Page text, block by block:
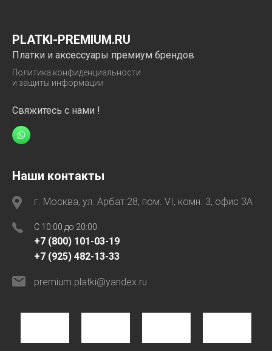
PLATKI-PREMIUM.RU
Платки и аксессуары премиум брендов
Политика конфиденциальности
и защиты информации
Свяжитесь с нами !
Наши контакты
г. Москва, ул. Арбат 28, пом. VI, комн. 3, офис 3А
C 10:00 до 20:00
+7 (800) 101-03-19
+7 (925) 482-13-33
premium.platki@yandex.ru